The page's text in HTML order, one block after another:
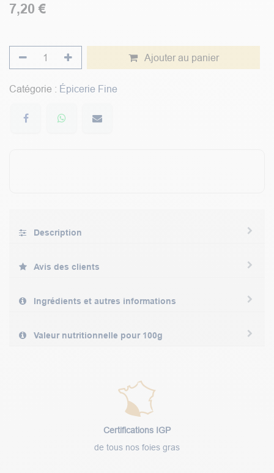
7,20 €
Ajouter au panier
Catégorie : Épicerie Fine
Description
Avis des clients
Ingrédients et autres informations
Valeur nutritionnelle pour 100g
Certifications IGP
de tous nos foies gras